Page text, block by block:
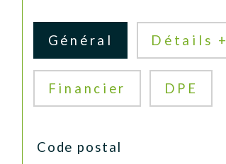
Général Détails +
Financier DPE
TRAD_SIROCCO_Caracteristique
Code postal